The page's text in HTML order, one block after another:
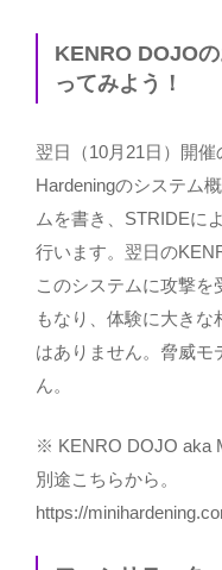
KENRO DOJO
ってみよう！
翌日（10月21日）開
Hardeningのシステム
ムを書き、STRIDEに
行います。翌日の
このシステムに攻撃を
もなり、体験に大き
はありません。脅威モ
ん。
※ KENRO DOJO aka
別途こちらから。
https://